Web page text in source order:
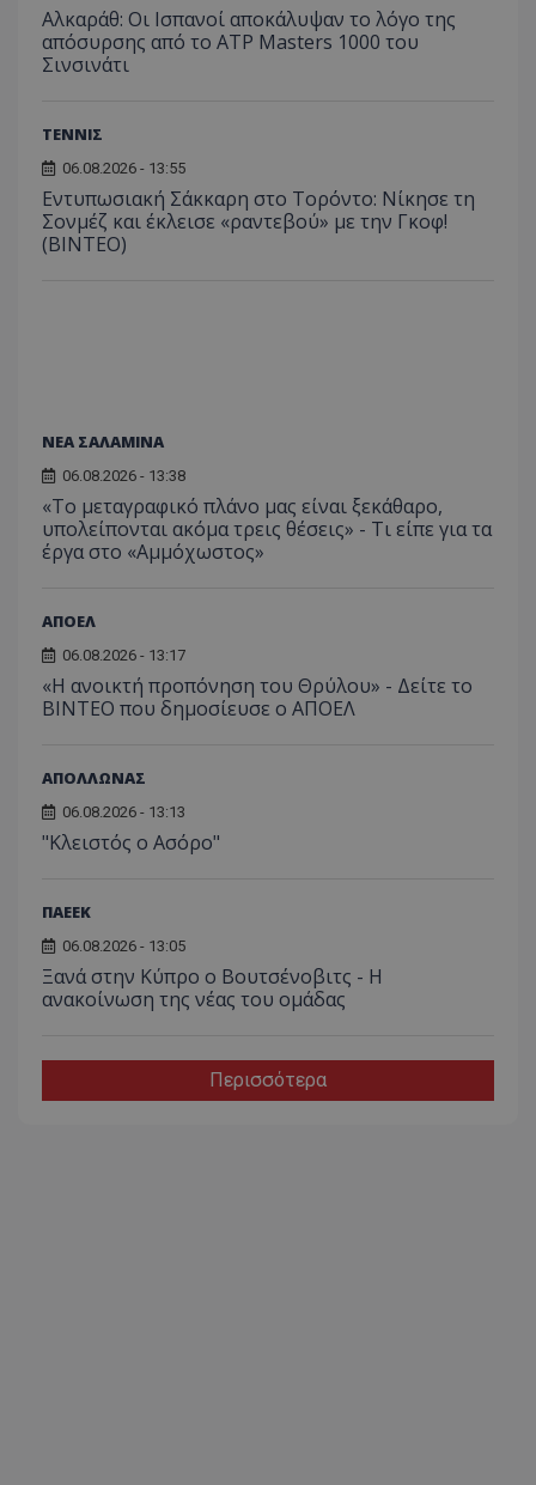
Αλκαράθ: Οι Ισπανοί αποκάλυψαν το λόγο της
απόσυρσης από το ATP Masters 1000 του
Σινσινάτι
ΤΕΝΝΙΣ
06.08.2026 - 13:55
Εντυπωσιακή Σάκκαρη στο Τορόντο: Νίκησε τη
Σονμέζ και έκλεισε «ραντεβού» με την Γκοφ!
(ΒΙΝΤΕΟ)
ΝΕΑ ΣΑΛΑΜΙΝΑ
06.08.2026 - 13:38
«Το μεταγραφικό πλάνο μας είναι ξεκάθαρο,
υπολείπονται ακόμα τρεις θέσεις» - Τι είπε για τα
έργα στο «Αμμόχωστος»
ΑΠΟΕΛ
06.08.2026 - 13:17
«Η ανοικτή προπόνηση του Θρύλου» - Δείτε το
ΒΙΝΤΕΟ που δημοσίευσε ο ΑΠΟΕΛ
ΑΠΟΛΛΩΝΑΣ
06.08.2026 - 13:13
"Κλειστός ο Ασόρο"
ΠΑΕΕΚ
06.08.2026 - 13:05
Ξανά στην Κύπρο ο Βουτσένοβιτς - Η
ανακοίνωση της νέας του ομάδας
Περισσότερα